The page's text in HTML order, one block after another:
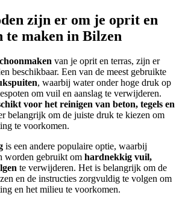
zijn er om je oprit en
te maken in Bilzen
van je oprit en terras, zijn er
beschikbaar. Een van de meest gebruikte
, waarbij water onder hoge druk op
om vuil en aanslag te verwijderen.
voor het reinigen van beton, tegels en
belangrijk om de juiste druk te kiezen om
te voorkomen.
is een andere populaire optie, waarbij
worden gebruikt om hardnekkig vuil,
te verwijderen. Het is belangrijk om de
en de instructies zorgvuldig te volgen om
en het milieu te voorkomen.